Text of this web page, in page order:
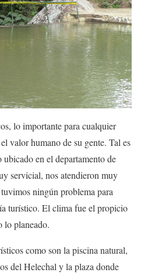
lo importante para cualquier
valor humano de su gente. Tal es
en el departamento de
servicial, nos atendieron muy
ningún problema para
turístico. El clima fue el propicio
lo planeado.
como son la piscina natural,
del Helechal y la plaza donde